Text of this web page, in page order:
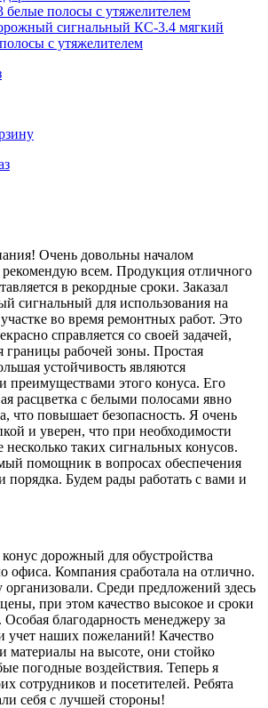
сигнальный КС-3.4 мягкий
с утяжелителем
Очень довольны началом
рекомендую всем. Продукция отличного
в рекордные сроки. Заказал
сигнальный для использования на
во время ремонтных работ. Это
справляется со своей задачей,
границы рабочей зоны. Простая
устойчивость являются
преимуществами этого конуса. Его
расцветка с белыми полосами явно
что повышает безопасность. Я очень
и уверен, что при необходимости
несколько таких сигнальных конусов.
помощник в вопросах обеспечения
порядка. Будем рады работать с вами и
дорожный для обустройства
офиса. Компания сработала на отлично.
организовали. Среди предложений здесь
при этом качество высокое и сроки
благодарность менеджеру за
учет наших пожеланий! Качество
материалы на высоте, они стойко
погодные воздействия. Теперь я
сотрудников и посетителей. Ребята
себя с лучшей стороны!